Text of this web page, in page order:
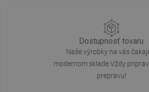
Dostupnosť tovaru
Naše výrobky na vás
modernom sklade.Vždy
prepravu!